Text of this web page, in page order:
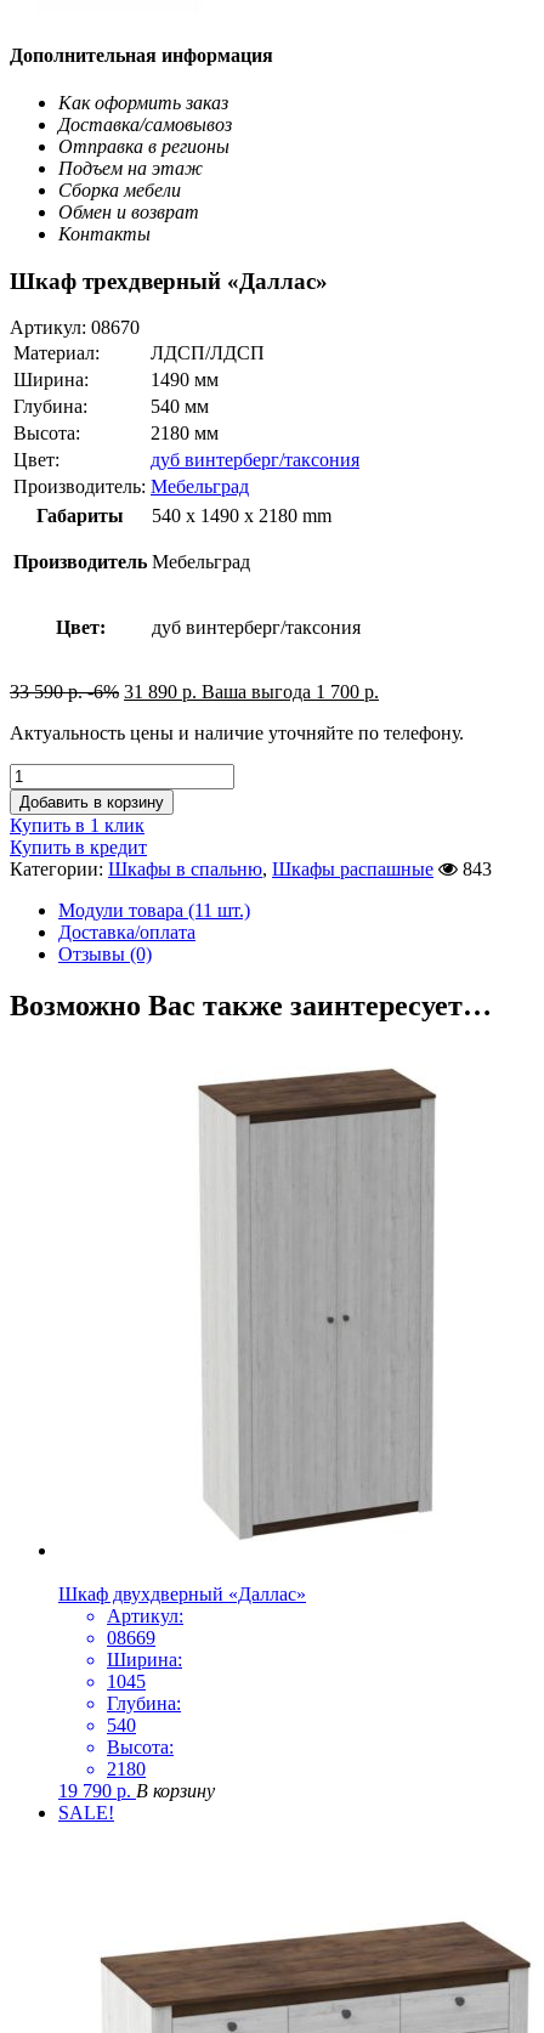
Дополнительная информация
Как оформить заказ
Доставка/самовывоз
Отправка в регионы
Подъем на этаж
Сборка мебели
Обмен и возврат
Контакты
Шкаф трехдверный «Даллас»
Артикул: 08670
Материал:
ЛДСП/ЛДСП
Ширина:
1490 мм
Глубина:
540 мм
Высота:
2180 мм
Цвет:
дуб винтерберг/таксония
Производитель: Мебельград
Габариты
540 x 1490 x 2180 mm
Производитель Мебельград
Цвет: дуб винтерберг/таксония
33 590р. -6% 31 890 р. Ваша выгода 1 700 р.
Актуальность цены и наличие уточняйте по телефону.
Добавить в корзину
Купить в 1 клик
Купить в кредит
Категории: Шкафы в спальню, Шкафы распашные
843
Модули товара (11 шт.)
Доставка/оплата
Отзывы (0)
Возможно Вас также заинтересует…
Шкаф двухдверный «Даллас»
Артикул:
08669
Ширина:
1045
Глубина:
540
Высота:
2180
19 790 р. В корзину
SALE!